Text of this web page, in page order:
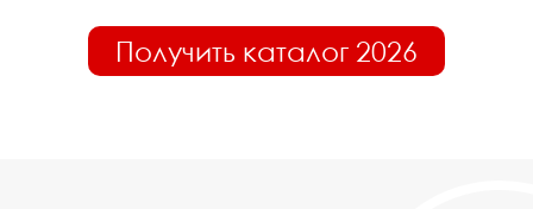
Получить каталог 2026